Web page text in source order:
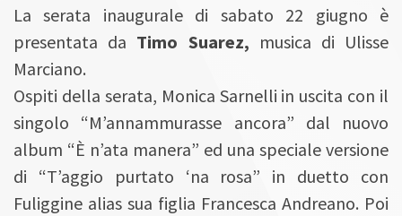
La serata inaugurale di sabato 22 giugno è
presentata da Timo Suarez, musica di Ulisse
Marciano.
Ospiti della serata, Monica Sarnelli in uscita con il
singolo “M’annammurasse ancora” dal nuovo
album “È n’ata manera” ed una speciale versione
di “T’aggio purtato ‘na rosa” in duetto con
Fuliggine alias sua figlia Francesca Andreano. Poi